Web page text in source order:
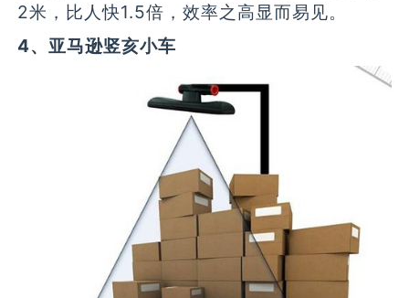
2米，比人快1.5倍，效率之高显而易见。
4、亚马逊竖亥小车